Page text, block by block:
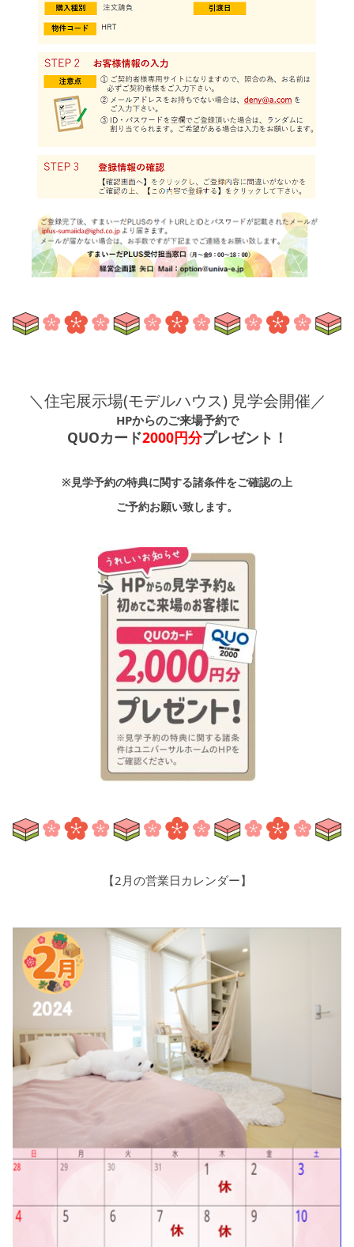
＼住宅展示場(モデルハウス) 見学会開催／
HPからのご来場予約で
QUOカード2000円分プレゼント！
※見学予約の特典に関する諸条件をご確認の上
ご予約お願い致します。
【2月の営業日カレンダー】